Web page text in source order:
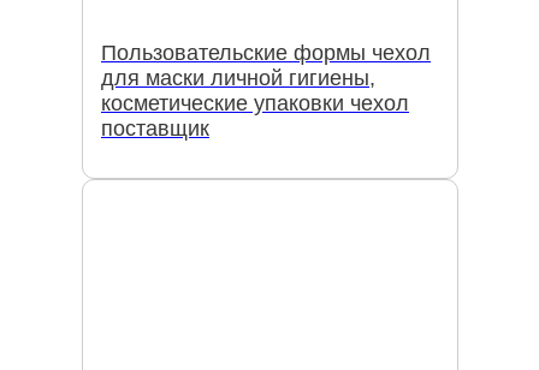
Пользовательские формы чехол
для маски личной гигиены,
косметические упаковки чехол
поставщик